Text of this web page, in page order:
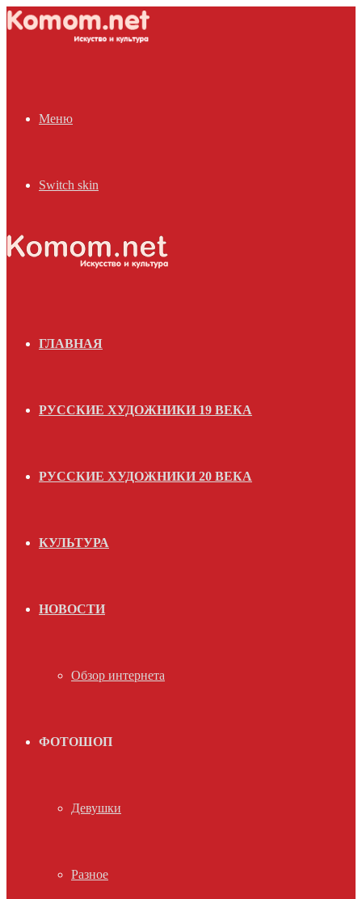
Меню
Switch skin
ГЛАВНАЯ
РУССКИЕ ХУДОЖНИКИ 19 ВЕКА
РУССКИЕ ХУДОЖНИКИ 20 ВЕКА
КУЛЬТУРА
НОВОСТИ
Обзор интернета
ФОТОШОП
Девушки
Разное